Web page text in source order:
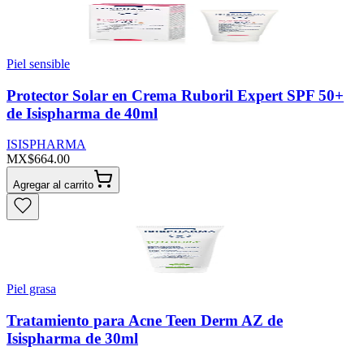
Piel sensible
Protector Solar en Crema Ruboril Expert SPF 50+
de Isispharma de 40ml
ISISPHARMA
MX$664.00
Agregar al carrito
Piel grasa
Tratamiento para Acne Teen Derm AZ de
Isispharma de 30ml